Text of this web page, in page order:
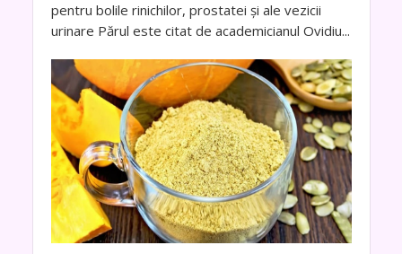
pentru bolile rinichilor, prostatei și ale vezicii
urinare Părul este citat de academicianul Ovidiu...